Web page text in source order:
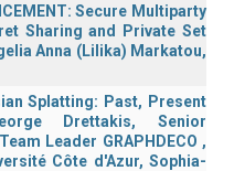
Secure Multiparty
Sharing and Private Set
Anna (Lilika) Markatou,
Splatting: Past, Present
Drettakis, Senior
Leader GRAPHDECO ,
Côte d'Azur, Sophia-